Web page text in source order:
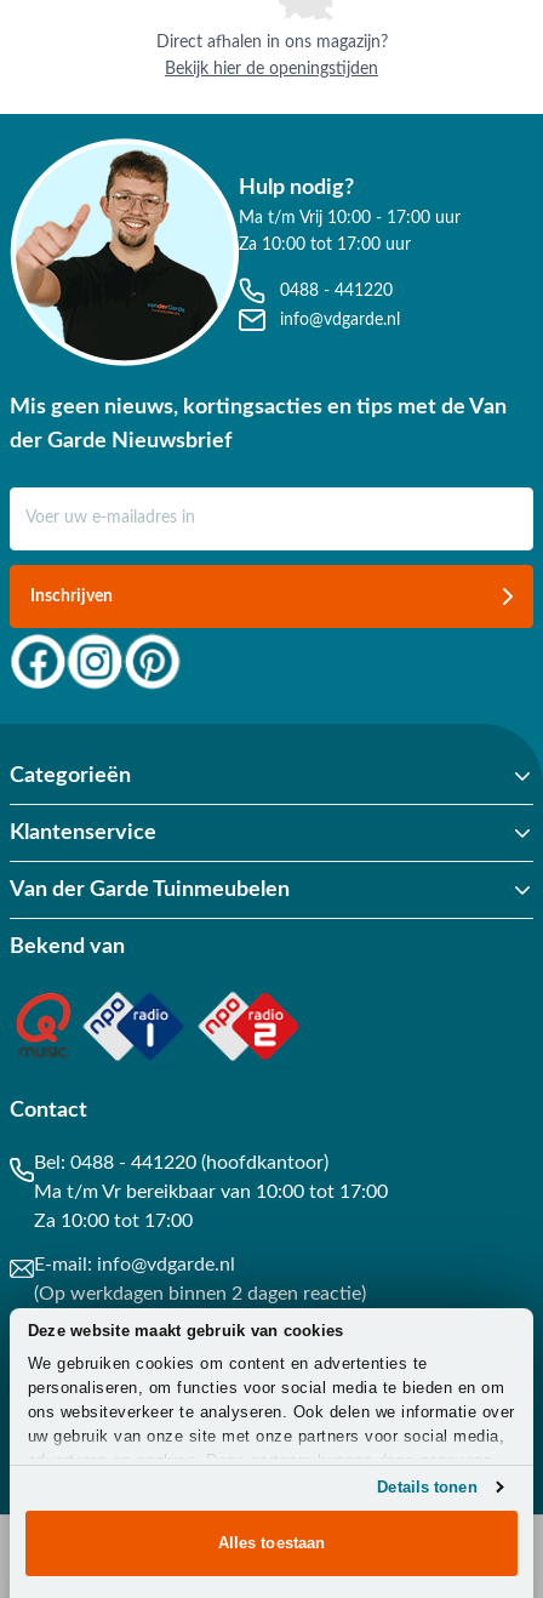
Deze website maakt gebruik van cookies
We gebruiken cookies om content en advertenties te
personaliseren, om functies voor social media te bieden en om
ons websiteverkeer te analyseren. Ook delen we informatie over
uw gebruik van onze site met onze partners voor social media,
adverteren en analyse. Deze partners kunnen deze gegevens
combineren met andere informatie die u aan ze heeft verstrekt
of die ze hebben verzameld op basis van uw gebruik van hun
Details tonen
Alles toestaan
Direct afhalen in ons magazijn?
Bekijk hier de openingstijden
Hulp nodig?
Ma t/m Vrij 10:00 - 17:00 uur
Za 10:00 tot 17:00 uur
0488 - 441220
info@vdgarde.nl
Mis geen nieuws, kortingsacties en tips met de Van
der Garde Nieuwsbrief
Inschrijven
Categorieën
Klantenservice
Van der Garde Tuinmeubelen
Bekend van
Contact
Bel: 0488 - 441220 (hoofdkantoor)
Ma t/m Vr bereikbaar van 10:00 tot 17:00
Za 10:00 tot 17:00
E-mail: info@vdgarde.nl
(Op werkdagen binnen 2 dagen reactie)
Whatsapp: 0488441220
(Op werkdagen binnen 3 uur reactie)
Contact